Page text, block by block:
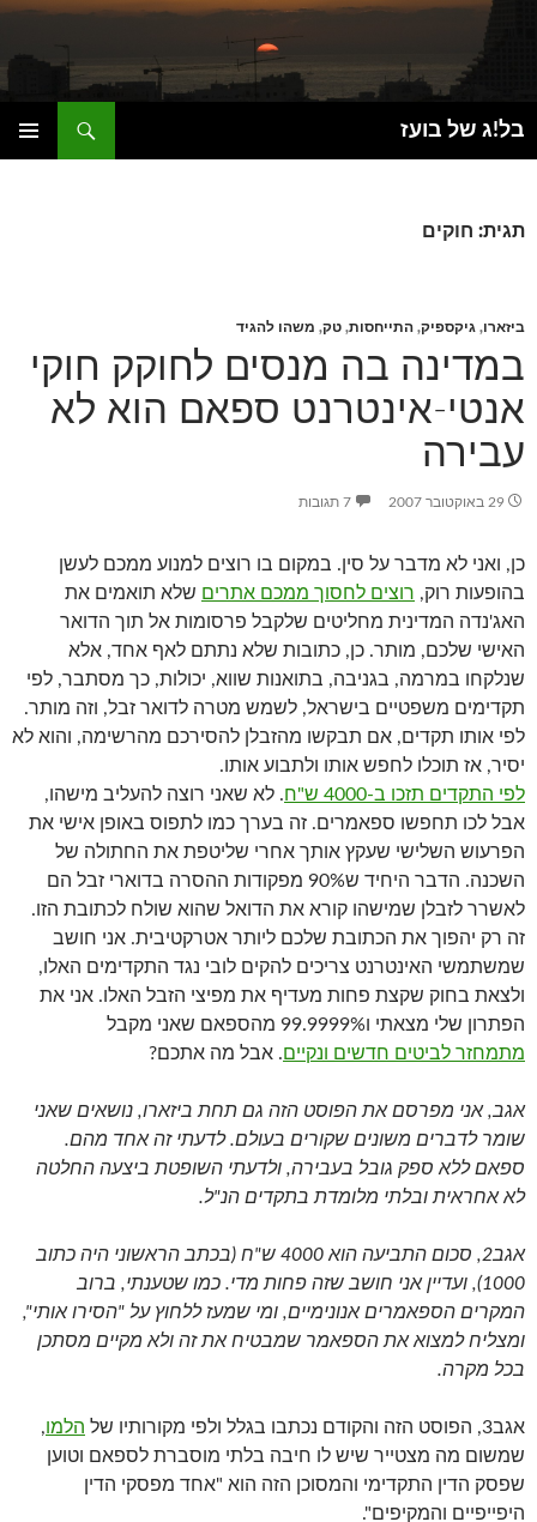
בל!ג של בועז
חיפוש
תגית: חוקים
ביזארו, גיקספיק, התייחסות, טק, משהו להגיד
במדינה בה מנסים לחוקק חוקי
אנטי-אינטרנט ספאם הוא לא
עבירה
29 באוקטובר 2007 7 תגובות
כן, ואני לא מדבר על סין. במקום בו רוצים למנוע ממכם לעשן
בהופעות רוק, רוצים לחסוך ממכם אתרים שלא תואמים את
האג'נדה המדינית מחליטים שלקבל פרסומות אל תוך הדואר
האישי שלכם, מותר. כן, כתובות שלא נתתם לאף אחד, אלא
שנלקחו במרמה, בגניבה, בתואנות שווא, יכולות, כך מסתבר, לפי
תקדימים משפטיים בישראל, לשמש מטרה לדואר זבל, וזה מותר.
לפי אותו תקדים, אם תבקשו מהזבלן להסירכם מהרשימה, והוא לא
יסיר, אז תוכלו לחפש אותו ולתבוע אותו.
לפי התקדים תזכו ב-4000 ש"ח
. לא שאני רוצה להעליב מישהו,
אבל לכו תחפשו ספאמרים. זה בערך כמו לתפוס באופן אישי את
הפרעוש השלישי שעקץ אותך אחרי שליטפת את החתולה של
השכנה. הדבר היחיד ש90% מפקודות ההסרה בדוארי זבל הם
לאשרר לזבלן שמישהו קורא את הדואל שהוא שולח לכתובת הזו.
זה רק יהפוך את הכתובת שלכם ליותר אטרקטיבית. אני חושב
שמשתמשי האינטרנט צריכים להקים לובי נגד התקדימים האלו,
ולצאת בחוק שקצת פחות מעדיף את מפיצי הזבל האלו. אני את
הפתרון שלי מצאתי ו99.9999% מהספאם שאני מקבל
מתמחזר לביטים חדשים ונקיים. אבל מה אתכם?
אגב, אני מפרסם את הפוסט הזה גם תחת ביזארו, נושאים שאני
שומר לדברים משונים שקורים בעולם. לדעתי זה אחד מהם.
ספאם ללא ספק גובל בעבירה, ולדעתי השופטת ביצעה החלטה
לא אחראית ובלתי מלומדת בתקדים הנ"ל.
אגב2, סכום התביעה הוא 4000 ש"ח (בכתב הראשוני היה כתוב
1000), ועדיין אני חושב שזה פחות מדי. כמו שטענתי, ברוב
המקרים הספאמרים אנונימיים, ומי שמעז ללחוץ על "הסירו אותי",
ומצליח למצוא את הספאמר שמבטיח את זה ולא מקיים מסתכן
בכל מקרה.
אגב3, הפוסט הזה והקודם נכתבו בגלל ולפי מקורותיו של הלמו,
שמשום מה מצטייר שיש לו חיבה בלתי מוסברת לספאם וטוען
שפסק הדין התקדימי והמסוכן הזה הוא "אחד מפסקי הדין
היפייפיים והמקיפים".